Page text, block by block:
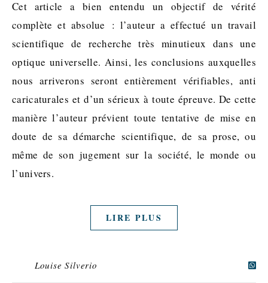
Cet article a bien entendu un objectif de vérité
complète et absolue : l’auteur a effectué un travail
scientifique de recherche très minutieux dans une
optique universelle. Ainsi, les conclusions auxquelles
nous arriverons seront entièrement vérifiables, anti
caricaturales et d’un sérieux à toute épreuve. De cette
manière l’auteur prévient toute tentative de mise en
doute de sa démarche scientifique, de sa prose, ou
même de son jugement sur la société, le monde ou
l’univers.
LIRE PLUS
Louise Silverio